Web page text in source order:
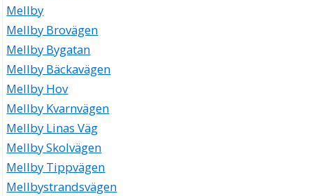
Mellby
Mellby Brovägen
Mellby Bygatan
Mellby Bäckavägen
Mellby Hov
Mellby Kvarnvägen
Mellby Linas Väg
Mellby Skolvägen
Mellby Tippvägen
Mellbystrandsvägen